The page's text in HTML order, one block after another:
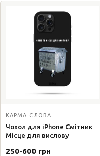
КАРМА СЛОВА
Чохол для iPhone Смітник
Місце для вислову
250-600 грн